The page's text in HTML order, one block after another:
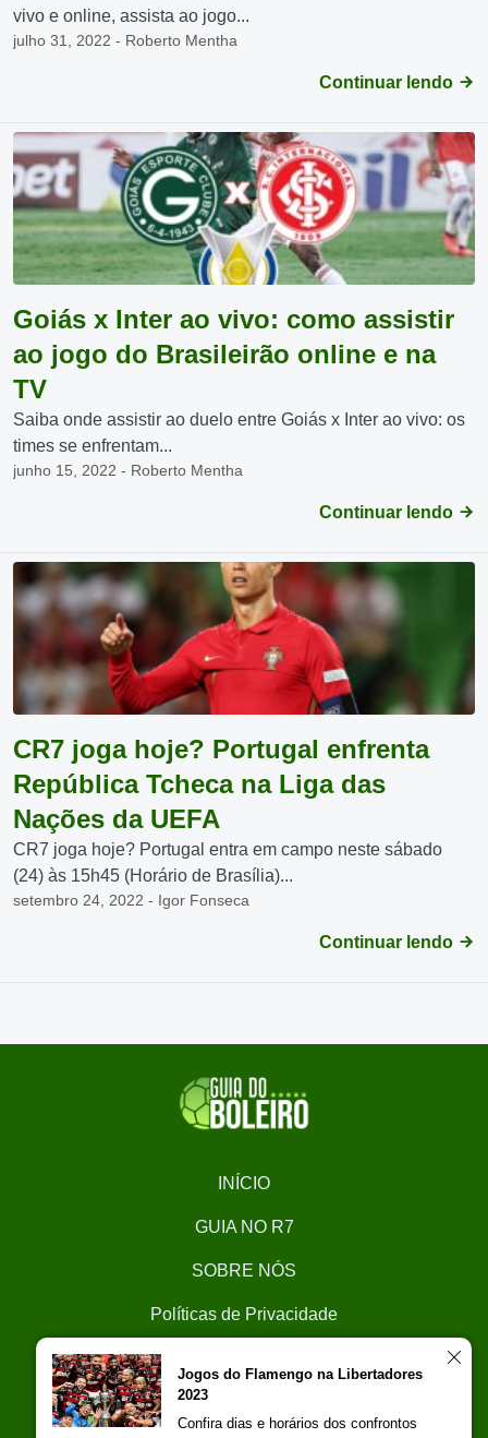
vivo e online, assista ao jogo...
julho 31, 2022 - Roberto Mentha
Continuar lendo
Goiás x Inter ao vivo: como assistir
ao jogo do Brasileirão online e na
TV
Saiba onde assistir ao duelo entre Goiás x Inter ao vivo: os
times se enfrentam...
junho 15, 2022 - Roberto Mentha
Continuar lendo
CR7 joga hoje? Portugal enfrenta
República Tcheca na Liga das
Nações da UEFA
CR7 joga hoje? Portugal entra em campo neste sábado
(24) às 15h45 (Horário de Brasília)...
setembro 24, 2022 - Igor Fonseca
Continuar lendo
INÍCIO
GUIA NO R7
SOBRE NÓS
Políticas de Privacidade
Trabalhe Conosco
Jogos do Flamengo na Libertadores
2023
Confira dias e horários dos confrontos